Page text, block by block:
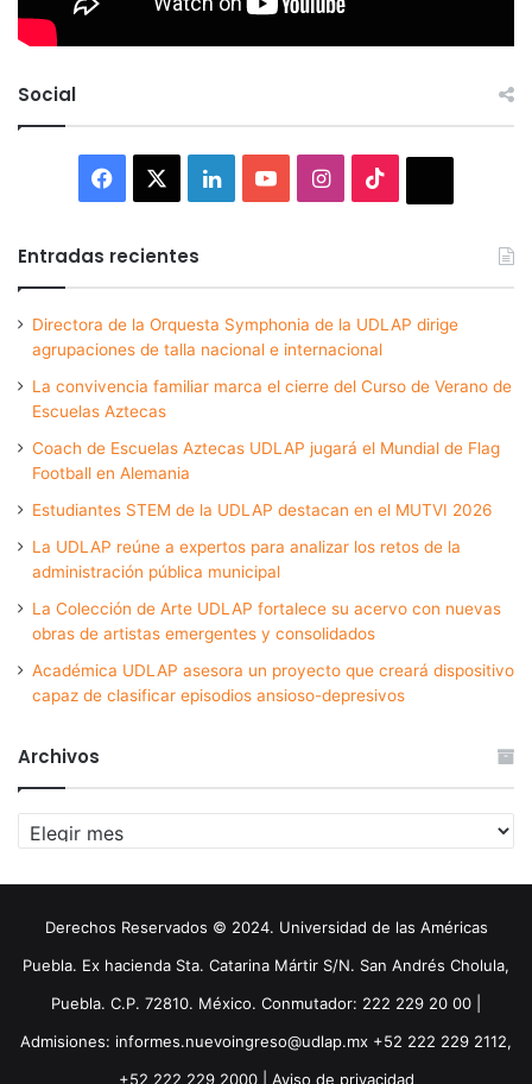
Social
Facebook LinkedInYouTubeInstagram
Entradas recientes
Directora de la Orquesta Symphonia de la UDLAP dirige
agrupaciones de talla nacional e internacional
La convivencia familiar marca el cierre del Curso de Verano de
Escuelas Aztecas
Coach de Escuelas Aztecas UDLAP jugará el Mundial de Flag
Football en Alemania
Estudiantes STEM de la UDLAP destacan en el MUTVI 2026
La UDLAP reúne a expertos para analizar los retos de la
administración pública municipal
La Colección de Arte UDLAP fortalece su acervo con nuevas
obras de artistas emergentes y consolidados
Académica UDLAP asesora un proyecto que creará dispositivo
capaz de clasificar episodios ansioso-depresivos
Archivos
Archivos
Derechos Reservados © 2024. Universidad de las Américas
Puebla. Ex hacienda Sta. Catarina Mártir S/N. San Andrés Cholula,
Puebla. C.P. 72810. México. Conmutador: 222 229 20 00 |
Admisiones: informes.nuevoingreso@udlap.mx +52 222 229 2112,
+52 222 229 2000 | Aviso de privacidad